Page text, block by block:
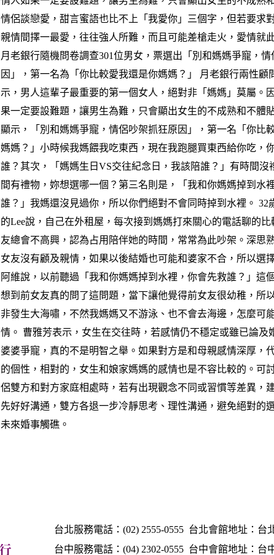
情侶談戀愛，甜言蜜語也比不上「我愛你」三個字，但若要求
親情間擇一最愛，往往強人所難，而且可能差槍走火，愛情就
月老銀行隨機問卷調查301位男女，票選出「別和媽媽爭寵，情
因」，第一名為「你比較愛我還是你媽媽？」 月老銀行兩性顧
示，男人這輩子最重要的第一個女人，絕對非「媽媽」莫屬。
果一定要設難題，讓男生為難，只會顯出女生的不成熟和不體
顯示，「別和媽媽爭寵，情侶吵架抓狂原因」，第一名「你比
媽媽？」小時候我媽餵我吃東西，現在我跑腿買東西給你吃，
誰？其次，「媽媽生日VS交往紀念日，我該陪誰？」有時間沒
間有禮物，妳想選哪一個？第三名則是，「我和你媽媽掉到水
誰？」我媽還沒見過你，所以你們絕對不會同時掉到水裡。 32
的Lee說，自己在外租屋，每次接到媽媽打來關心的電話聊的
友總會不高興，認為占用陪伴她的時間，常常為此吵架。深思
女友沒有顧及親情，如果以後結婚也可能和婆家不合，所以選
阿維說，以前聽過「我和你媽媽掉到水裡，你會先救誰？」這
想到前女友真的問了這問題，當下讓他覺得前女友很幼稚，所
非發生大海嘯，不然我媽媽又不游泳、也不會去海邊，怎麼可
情。 曹雅芳表示，女生在交往時，若感情仍不穩定或雖已論及
婆婆爭寵，真的不是明智之舉。如果對方是和母親感情深厚，
的個性，相對的，女生和娘家媽媽的感情也是不容比較的。可
侶雙方和對方家庭相處時，若有出現觀念不同或習慣等差異，
先好好溝通，雙方各退一步冷靜思考、理性溝通，避免絕對的
未來婚事觸礁。
台北服務電話：(02) 2555-0555 台北會館地址：台
台中服務電話：(04) 2302-0555 台中會館地址：台